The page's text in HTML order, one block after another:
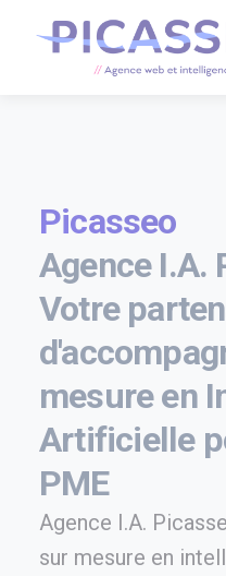
Picasseo
Agence I.A.
Votre
mesure en
Artificielle
PME
Agence I.A.
sur mesure en